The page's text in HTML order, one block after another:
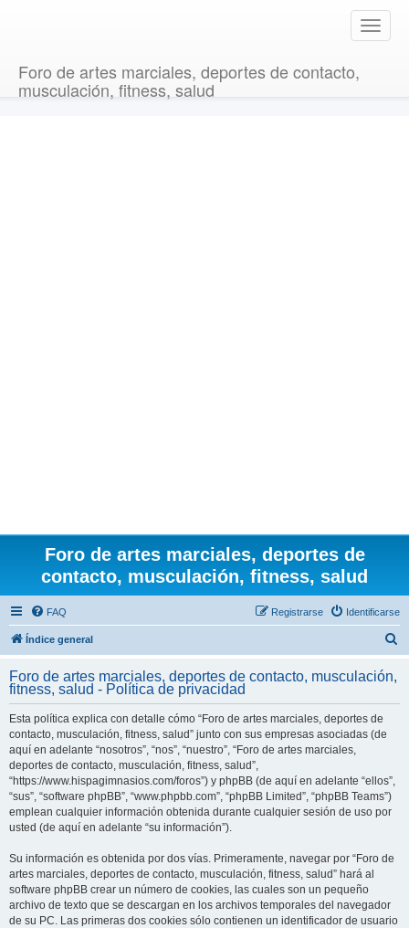
T
o
Foro de artes marciales, deportes de contacto,
musculación, fitness, salud
Foro de artes marciales, deportes de
contacto, musculación, fitness, salud
FAQ Identificarse
Registrarse
Índice general
c
Foro de artes marciales, deportes de contacto, musculación,
fitness, salud - Política de privacidad
Esta política explica con detalle cómo “Foro de artes marciales, deportes de
contacto, musculación, fitness, salud” junto con sus empresas asociadas (de
aquí en adelante “nosotros”, “nos”, “nuestro”, “Foro de artes marciales,
deportes de contacto, musculación, fitness, salud”,
“https://www.hispagimnasios.com/foros”) y phpBB (de aquí en adelante “ellos”,
“sus”, “software phpBB”, “www.phpbb.com”, “phpBB Limited”, “phpBB Teams”)
emplean cualquier información obtenida durante cualquier sesión de uso por
usted (de aquí en adelante “su información”).
Su información es obtenida por dos vías. Primeramente, navegar por “Foro de
artes marciales, deportes de contacto, musculación, fitness, salud” hará al
software phpBB crear un número de cookies, las cuales son un pequeño
archivo de texto que se descargan en los archivos temporales del navegador
de su PC. Las primeras dos cookies sólo contienen un identificador de usuario